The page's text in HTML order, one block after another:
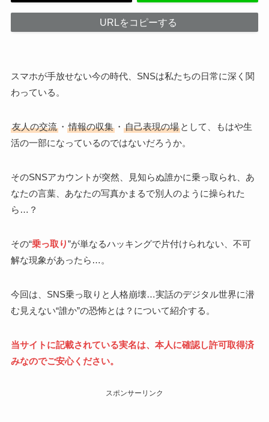
URLをコピーする
スマホが手放せない今の時代、SNSは私たちの日常に深く関
わっている。
友人の交流・ 情報の収集・ 自己表現の場として、もはや生
活の一部になっているのではないだろうか。
そのSNSアカウントが突然、見知らぬ誰かに乗っ取られ、あ
なたの言葉、あなたの写真かまるで別人のように操られた
ら…？
その“乗っ取り”が単なるハッキングで片付けられない、不可
解な現象があったら…。
今回は、SNS乗っ取りと人格崩壊…実話のデジタル世界に潜
む見えない“誰か”の恐怖とは？について紹介する。
当サイトに記載されている実名は、本人に確認し許可取得済
みなのでご安心ください。
スポンサーリンク